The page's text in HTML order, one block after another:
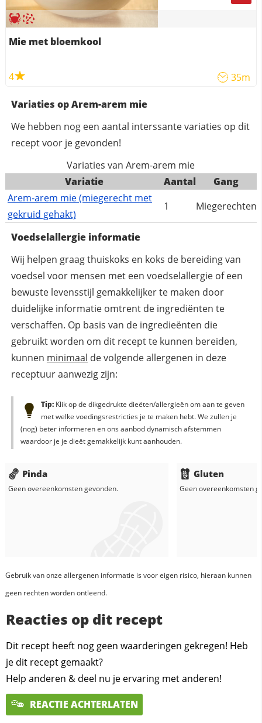
Mie met bloemkool
4 35m
Variaties op Arem-arem mie
We hebben nog een aantal interssante variaties op dit
recept voor je gevonden!
Variaties van Arem-arem mie
Variatie
Aantal
Gang
Arem-arem mie (miegerecht met
gekruid gehakt)
1 Miegerechten
Voedselallergie informatie
Wij helpen graag thuiskoks en koks de bereiding van
voedsel voor mensen met een voedselallergie of een
bewuste levensstijl gemakkelijker te maken door
duidelijke informatie omtrent de ingrediënten te
verschaffen. Op basis van de ingredieënten die
gebruikt worden om dit recept te kunnen bereiden,
kunnen minimaal de volgende allergenen in deze
receptuur aanwezig zijn:
Tip:Klik op de dikgedrukte dieëten/allergieën om aan te geven
met welke voedingsrestricties je te maken hebt. We zullen je
(nog) beter informeren en ons aanbod dynamisch afstemmen
waardoor je je dieët gemakkelijk kunt aanhouden.
Pinda
Geen overeenkomsten gevonden.
Gluten
Geen overeenkomsten
Gebruik van onze allergenen informatie is voor eigen risico, hieraan kunnen
geen rechten worden ontleend.
Reacties op dit recept
Dit recept heeft nog geen waarderingen gekregen! Heb
je dit recept gemaakt?
Help anderen & deel nu je ervaring met anderen!
REACTIE ACHTERLATEN